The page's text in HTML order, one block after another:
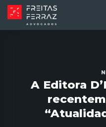
Skip
to
content
A Editora